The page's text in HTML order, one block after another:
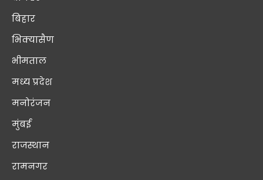
बिहार
भिक्यासैण
भीमताल
मध्य प्रदेश
मनोरंजन
मुंबई
राजस्थान
रामनगर